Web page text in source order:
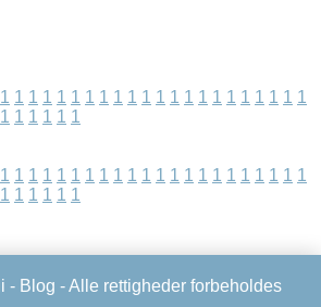
1 1 1 1 1 1 1 1 1 1 1 1 1 1 1 1 1 1 1 1 1 1
1 1 1 1 1 1
1 1 1 1 1 1 1 1 1 1 1 1 1 1 1 1 1 1 1 1 1 1
1 1 1 1 1 1
- Blog - Alle rettigheder forbeholdes